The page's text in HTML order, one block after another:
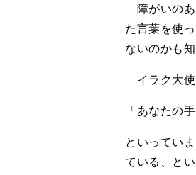
障がいのあ
た言葉を使
ないのかも知
イラク大使
「あなたの
といってい
ている、と